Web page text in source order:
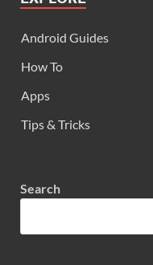
Android Guides
How To
Apps
Tips & Tricks
Search